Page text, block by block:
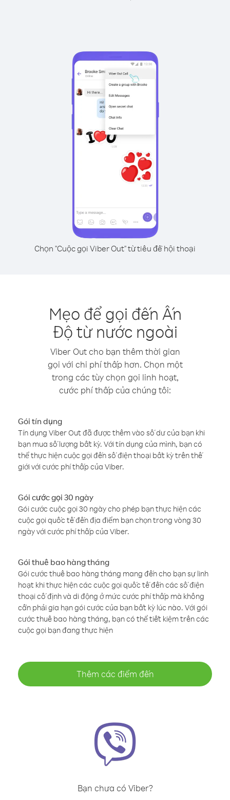
Chọn "Cuộc gọi Viber Out" từ tiêu đề hội thoại
Mẹo để gọi đến Ấn
Độ từ nước ngoài
Viber Out cho bạn thêm thời gian
gọi với chi phí thấp hơn. Chọn một
trong các tùy chọn gọi linh hoạt,
cước phí thấp của chúng tôi:
Gói tín dụng
Tín dụng Viber Out đã được thêm vào số dư của bạn khi
bạn mua số lượng bất kỳ. Với tín dụng của mình, bạn có
thể thực hiện cuộc gọi đến số điện thoại bất kỳ trên thế
giới với cước phí thấp của Viber.
Gói cước gọi 30 ngày
Gói cước cuộc gọi 30 ngày cho phép bạn thực hiện các
cuộc gọi quốc tế đến địa điểm bạn chọn trong vòng 30
ngày với cước phí thấp của Viber.
Gói thuê bao hàng tháng
Gói cước thuê bao hàng tháng mang đến cho bạn sự linh
hoạt khi thực hiện các cuộc gọi quốc tế đến các số điện
thoại cố định và di động ở mức cước phí thấp mà không
cần phải gia hạn gói cước của bạn bất kỳ lúc nào. Với gói
cước thuê bao hàng tháng, bạn có thể tiết kiệm trên các
cuộc gọi bạn đang thực hiện
Thêm các điểm đến
Bạn chưa có Viber?